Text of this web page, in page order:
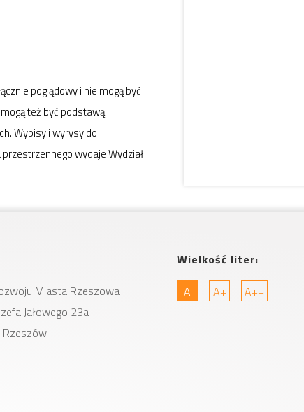
poglądowy i nie mogą być
też być podstawą
Wypisy i wyrysy do
wydaje Wydział
Miasta Rzeszowa
Jałowego 23a
Wielkość liter:
A
A+ A++